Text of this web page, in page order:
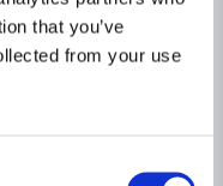
that you’ve
from your use